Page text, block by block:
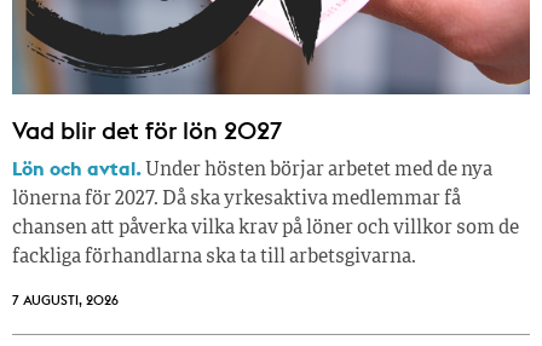
Vad blir det för lön 2027
Lön och avtal. Under hösten börjar arbetet med de nya
lönerna för 2027. Då ska yrkesaktiva medlemmar få
chansen att påverka vilka krav på löner och villkor som de
fackliga förhandlarna ska ta till arbetsgivarna.
7 AUGUSTI, 2026